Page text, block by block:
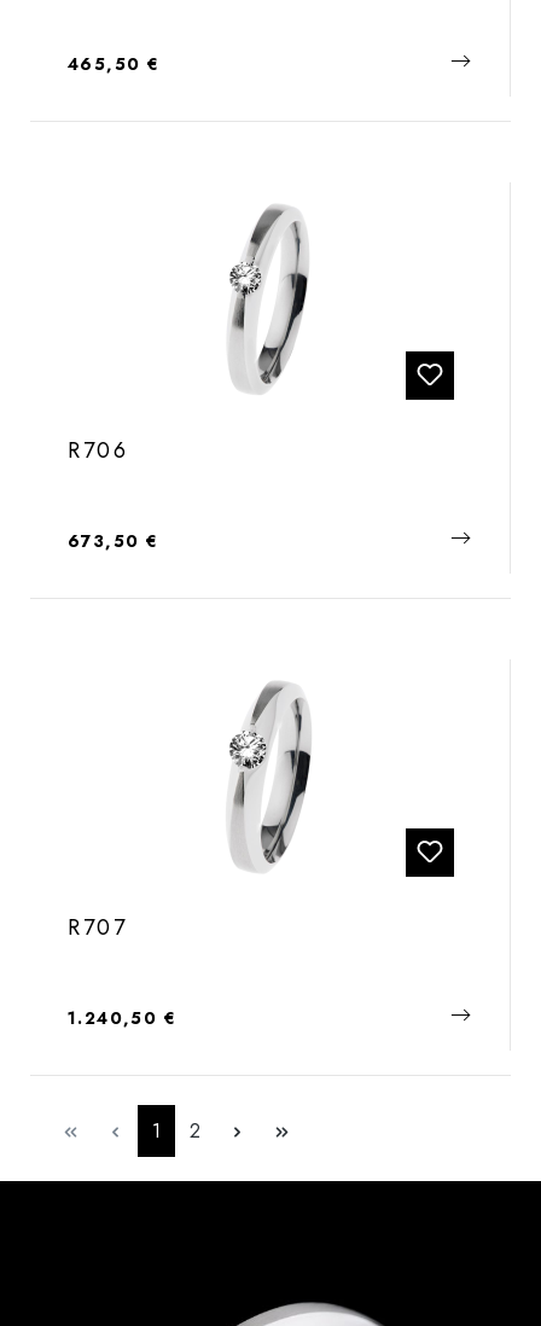
Regulärer Preis:
465,50 €
R706
Regulärer Preis:
673,50 €
R707
Regulärer Preis:
1.240,50 €
Seite
1 Seite
2